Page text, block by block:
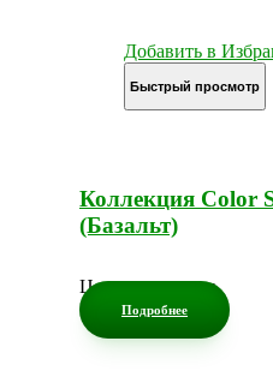
Добавить в
Быстрый просмотр
Коллекция Color
(Базальт)
Цена по запросу
Подробнее